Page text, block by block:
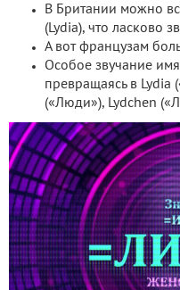
В Британии можно
(Lydia), что ласково
А вот французам
Особое звучание
превращаясь в Lydia
(«Люди»), Lydchen